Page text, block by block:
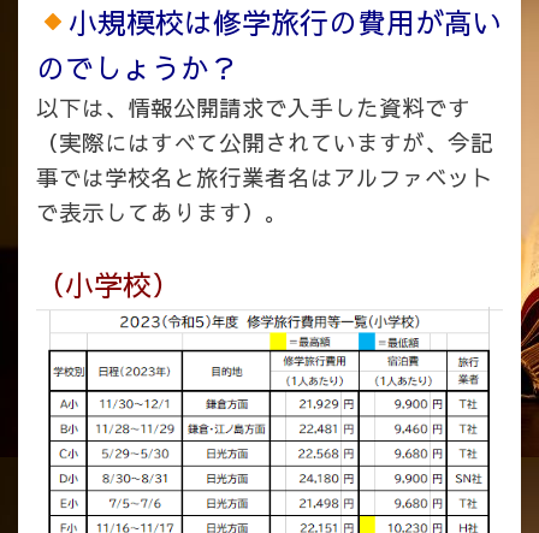
小規模校は修学旅行の費用が高い
のでしょうか？
以下は、情報公開請求で入手した資料です
（実際にはすべて公開されていますが、今記
事では学校名と旅行業者名はアルファベット
で表示してあります）。
（小学校）